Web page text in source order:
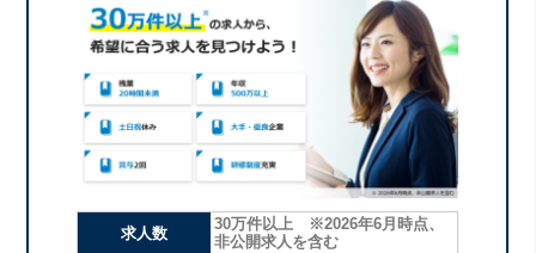
求人数
30万件以上 ※2026年6月時点、
非公開求人を含む